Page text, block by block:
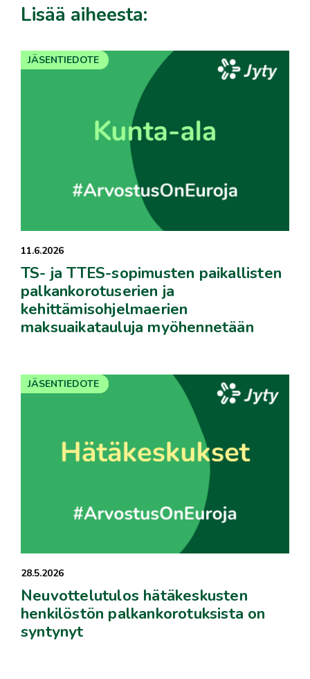
Lisää aiheesta:
11.6.2026
TS- ja TTES-sopimusten paikallisten
palkankorotuserien ja
kehittämisohjelmaerien
maksuaikatauluja myöhennetään
JÄSENTIEDOTE
28.5.2026
Neuvottelutulos hätäkeskusten
henkilöstön palkankorotuksista on
syntynyt
JÄSENTIEDOTE